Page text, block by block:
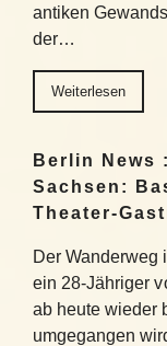
antiken
der…
Weiterlesen
Berlin News
Sachsen:
Theater-
Der Wanderweg
ein 28-Jähriger
ab heute wieder
umgegangen